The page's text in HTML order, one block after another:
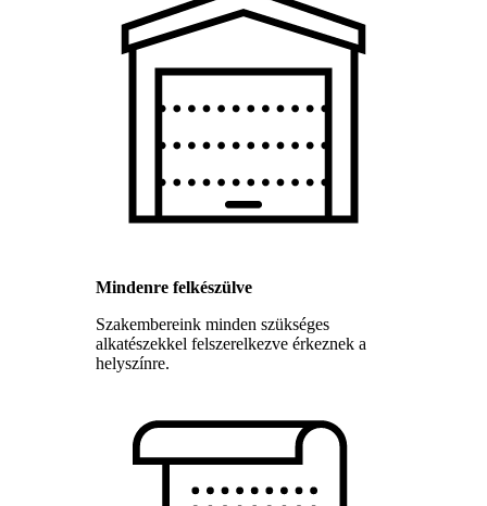
Mindenre felkészülve
Szakembereink minden szükséges
alkatészekkel felszerelkezve érkeznek a
helyszínre.